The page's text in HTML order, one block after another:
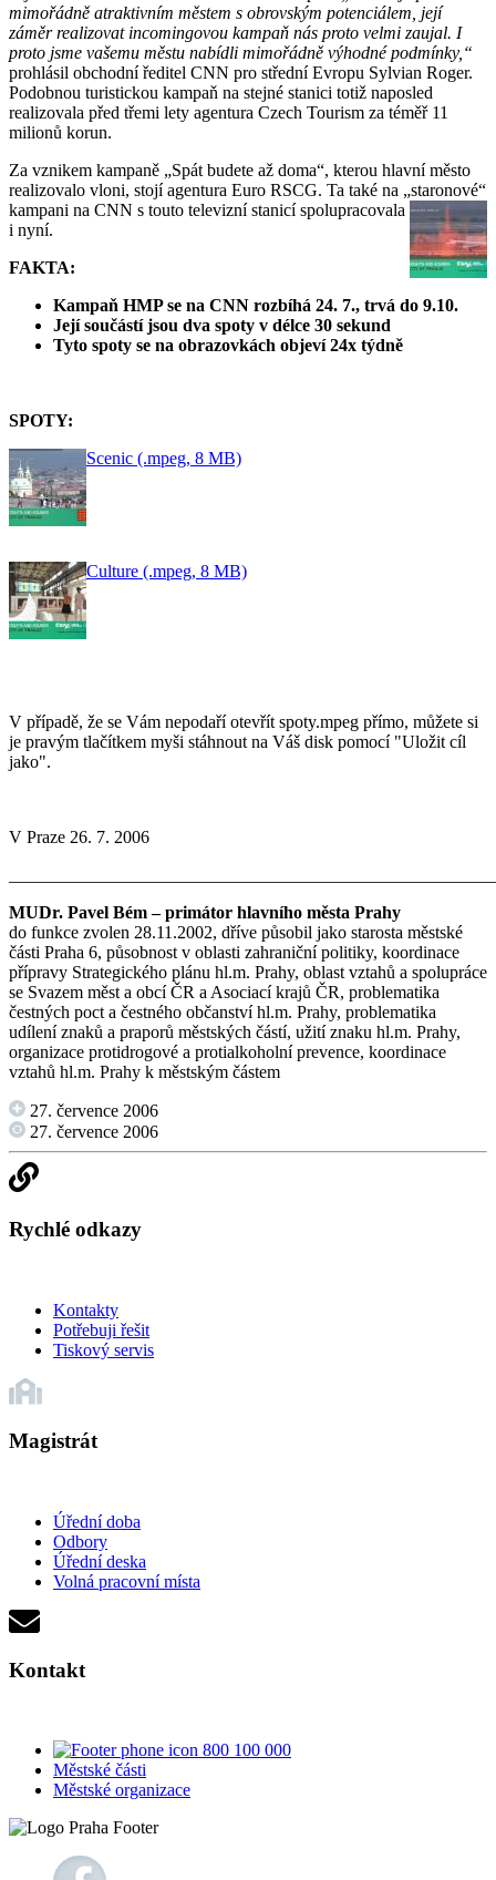
mimořádně atraktivním městem s obrovským potenciálem, její
záměr realizovat incomingovou kampaň nás proto velmi zaujal. I
proto jsme vašemu městu nabídli mimořádně výhodné podmínky,“
prohlásil obchodní ředitel CNN pro střední Evropu Sylvian Roger.
Podobnou turistickou kampaň na stejné stanici totiž naposled
realizovala před třemi lety agentura Czech Tourism za téměř 11
milionů korun.
Za vznikem kampaně „Spát budete až doma“, kterou hlavní město
realizovalo vloni, stojí agentura Euro RSCG. Ta také na „staronové“
kampani na CNN s touto televizní stanicí spolupracovala
i nyní.
FAKTA:
Kampaň HMP se na CNN rozbíhá 24. 7., trvá do 9.10.
Její součástí jsou dva spoty v délce 30 sekund
Tyto spoty se na obrazovkách objeví 24x týdně
SPOTY:
Scenic (.mpeg, 8 MB)
Culture (.mpeg, 8 MB)
V případě, že se Vám nepodaří otevřít spoty.mpeg přímo, můžete si
je pravým tlačítkem myši stáhnout na Váš disk pomocí "Uložit cíl
jako".
V Praze 26. 7. 2006
MUDr. Pavel Bém – primátor hlavního města Prahy
do funkce zvolen 28.11.2002, dříve působil jako starosta městské
části Praha 6, působnost v oblasti zahraniční politiky, koordinace
přípravy Strategického plánu hl.m. Prahy, oblast vztahů a spolupráce
se Svazem měst a obcí ČR a Asociací krajů ČR, problematika
čestných poct a čestného občanství hl.m. Prahy, problematika
udílení znaků a praporů městských částí, užití znaku hl.m. Prahy,
organizace protidrogové a protialkoholní prevence, koordinace
vztahů hl.m. Prahy k městským částem
27. července 2006
27. července 2006
Rychlé odkazy
Kontakty
Potřebuji řešit
Tiskový servis
Magistrát
Úřední doba
Odbory
Úřední deska
Volná pracovní místa
Kontakt
800 100 000
Městské části
Městské organizace